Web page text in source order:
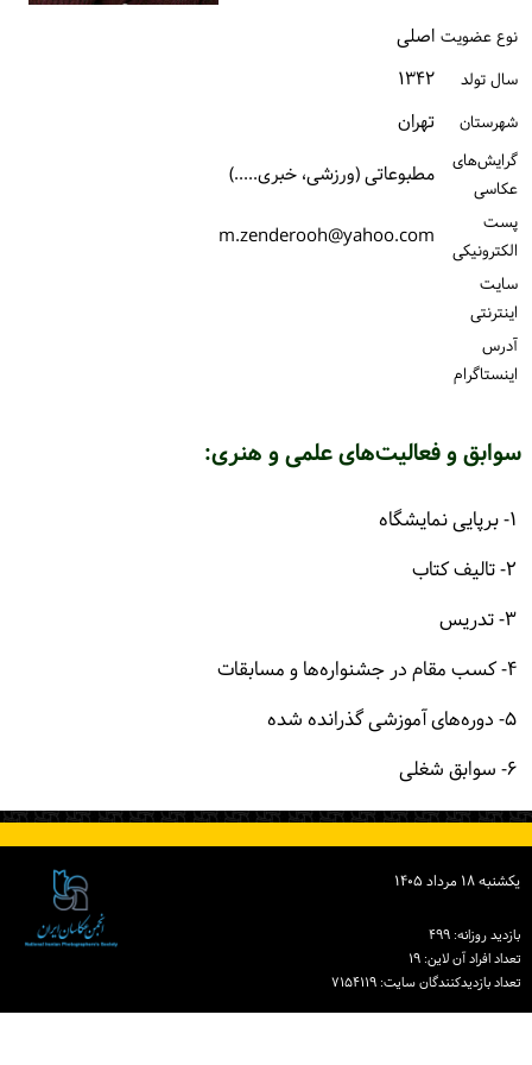
نوع عضویت اصلی
سال تولد ۱۳۴۲
شهرستان تهران
گرایش‌های
عکاسی
مطبوعاتی (ورزشی، خبری.....)
پست
الكترونیكی
m.zenderooh@yahoo.com
سایت
اینترنتی
آدرس
اینستاگرام
سوابق و فعالیت‌های علمی و هنری:
۱- برپایی نمایشگاه
۲- تالیف کتاب
۳- تدریس
۴- کسب مقام در جشنواره‌ها و مسابقات
۵- دوره‌های آموزشی گذرانده شده
۶- سوابق شغلی
یكشنبه ۱۸ مرداد ۱۴۰۵
بازدید روزانه: ۴۹۹
تعداد افراد آن لاین: ۱۹
تعداد بازدیدكنندگان سایت: ۷۱۵۴۱۱۹